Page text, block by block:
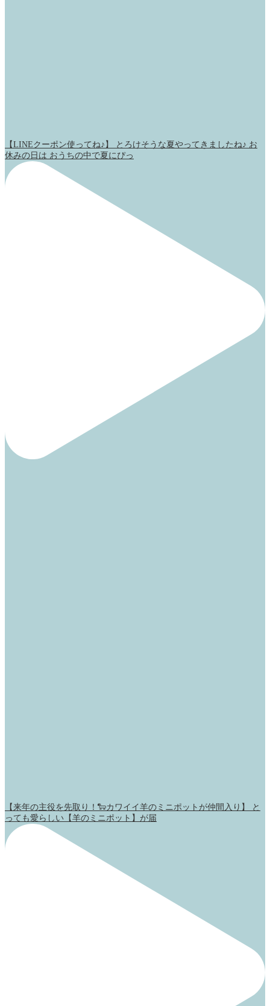
【LINEクーポン使ってね♪】 とろけそうな夏やってきましたね♪ お
休みの日は おうちの中で夏にぴっ
【来年の主役を先取り！🐑カワイイ羊のミニポットが仲間入り】 と
っても愛らしい【羊のミニポット】が届